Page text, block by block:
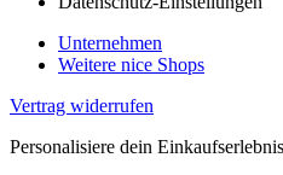
Unternehmen
Weitere nice Shops
Vertrag widerrufen
Personalisiere dein Einkaufserlebnis